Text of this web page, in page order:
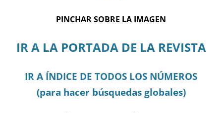
PINCHAR SOBRE LA IMAGEN
IR A LA PORTADA DE LA REVISTA
IR A ÍNDICE DE TODOS LOS NÚMEROS
(para hacer búsquedas globales)